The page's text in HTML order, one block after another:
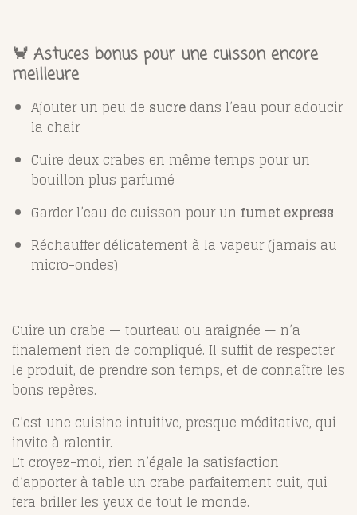
🦀 Astuces bonus pour une cuisson encore
meilleure
Ajouter un peu de sucre dans l’eau pour adoucir
la chair
Cuire deux crabes en même temps pour un
bouillon plus parfumé
Garder l’eau de cuisson pour un fumet express
Réchauffer délicatement à la vapeur (jamais au
micro-ondes)
Cuire un crabe — tourteau ou araignée — n’a
finalement rien de compliqué. Il suffit de respecter
le produit, de prendre son temps, et de connaître les
bons repères.
C’est une cuisine intuitive, presque méditative, qui
invite à ralentir.
Et croyez-moi, rien n’égale la satisfaction
d’apporter à table un crabe parfaitement cuit, qui
fera briller les yeux de tout le monde.